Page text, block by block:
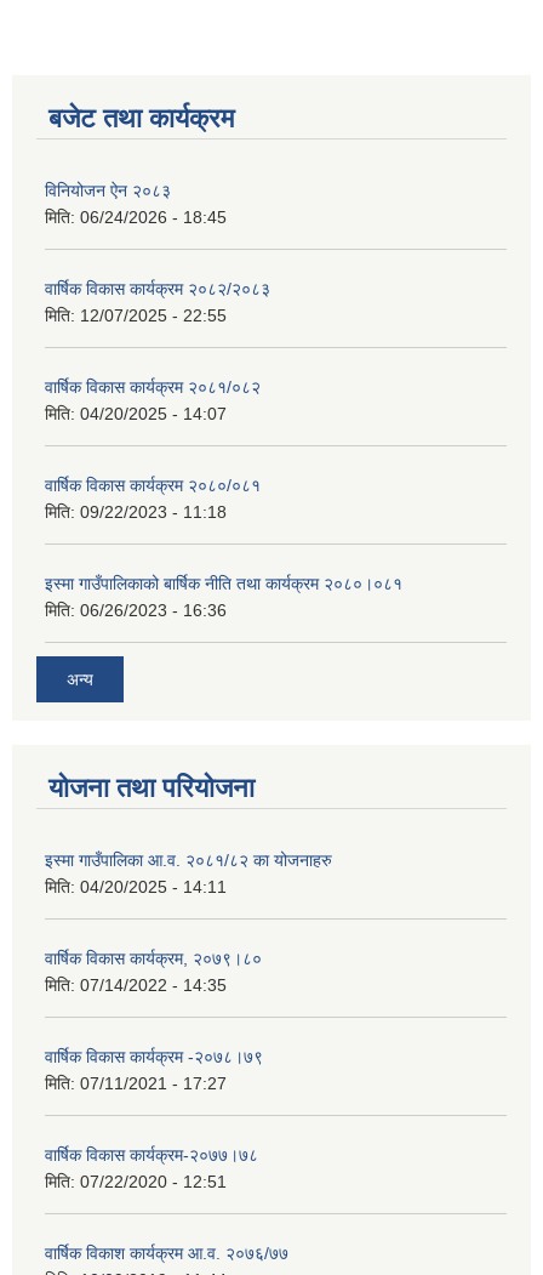
बजेट तथा कार्यक्रम
विनियोजन ऐन २०८३
मिति: 06/24/2026 - 18:45
वार्षिक विकास कार्यक्रम २०८२/२०८३
मिति: 12/07/2025 - 22:55
वार्षिक विकास कार्यक्रम २०८१/०८२
मिति: 04/20/2025 - 14:07
वार्षिक विकास कार्यक्रम २०८०/०८१
मिति: 09/22/2023 - 11:18
इस्मा गाउँपालिकाको बार्षिक नीति तथा कार्यक्रम २०८०।०८१
मिति: 06/26/2023 - 16:36
अन्य
योजना तथा परियोजना
इस्मा गाउँपालिका आ.व. २०८१/८२ का योजनाहरु
मिति: 04/20/2025 - 14:11
वार्षिक विकास कार्यक्रम, २०७९।८०
मिति: 07/14/2022 - 14:35
वार्षिक विकास कार्यक्रम -२०७८।७९
मिति: 07/11/2021 - 17:27
वार्षिक विकास कार्यक्रम-२०७७।७८
मिति: 07/22/2020 - 12:51
वार्षिक विकाश कार्यक्रम आ.व. २०७६/७७